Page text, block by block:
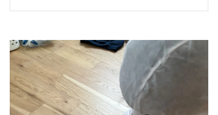
株式会社純閃堂
カビ取り屋.com
株式会社ギアミクス
カビ取りマイスター
株式会社プロスパー